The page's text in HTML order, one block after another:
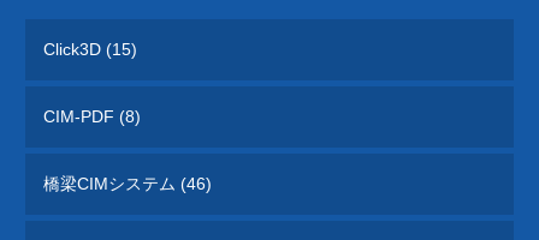
Click3D (15)
CIM-PDF (8)
橋梁CIMシステム (46)